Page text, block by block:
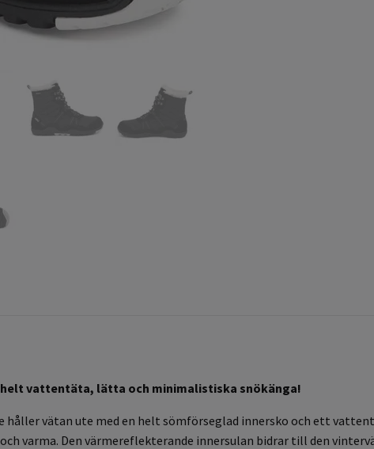
vattentäta, lätta och minimalistiska snökänga!
håller vätan ute med en helt sömförseglad innersko och ett
varma. Den värmereflekterande innersulan bidrar till den